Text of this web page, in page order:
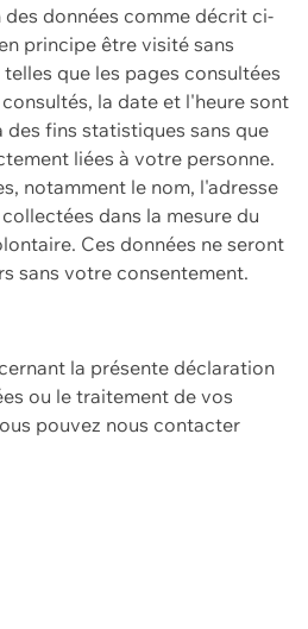
données comme décrit ci-
principe être visité sans
que les pages consultées
la date et l'heure sont
des fins statistiques sans que
liées à votre personne.
notamment le nom, l'adresse
dans la mesure du
Ces données ne seront
sans votre consentement.
la présente déclaration
ou le traitement de vos
pouvez nous contacter